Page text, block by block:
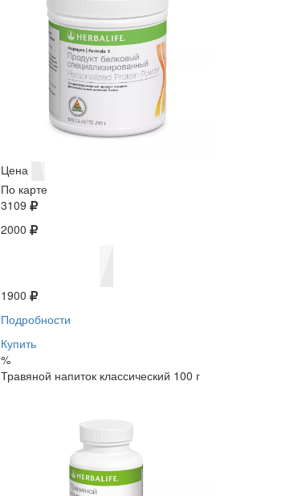
Цена
По карте
3109
2000
1900
Подробности
Купить
%
Травяной напиток классический 100 г